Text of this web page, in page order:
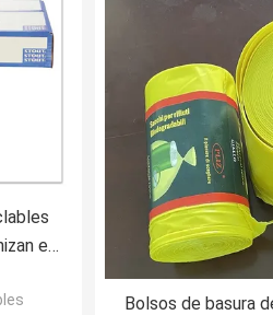
el
Bolsos de basura